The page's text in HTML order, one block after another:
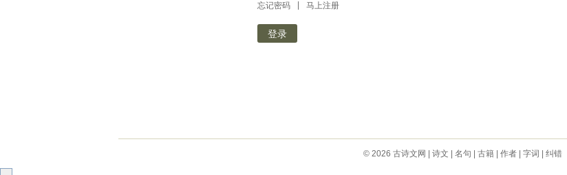
忘记密码 马上注册
© 2026 古诗文网 诗文 名句 古籍| 作者| 字词 纠错